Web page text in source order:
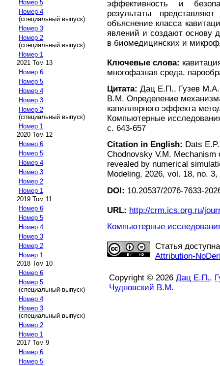
Номер 5
Номер 4
(специальный выпуск)
Номер 3
Номер 2
(специальный выпуск)
Номер 1
2021 Том 13
Номер 6
Номер 5
Номер 4
Номер 3
Номер 2
(специальный выпуск)
Номер 1
2020 Том 12
Номер 6
Номер 5
Номер 4
Номер 3
Номер 2
Номер 1
2019 Том 11
Номер 6
Номер 5
Номер 4
Номер 3
Номер 2
Номер 1
2018 Том 10
Номер 6
Номер 5
(специальный выпуск)
Номер 4
Номер 3
(специальный выпуск)
Номер 2
Номер 1
2017 Том 9
Номер 6
Номер 5
эффективность и
результаты
объяснение класса
явлений и создают основу
в биомедицинских и
Ключевые слова:
многофазная среда,
Цитата: Дац Е.П., Гузев
В.М. Определение
капиллярного эффекта
Компьютерные
с. 643-657
Citation in English: Dats
Chodnovsky V.M.
revealed by numerical
Modeling, 2026, vol. 18, no. 3,
DOI: 10.20537/2076-7633-
URL: http://crm.ics.org.ru/
Компьютерные
Статья
Attribution-
Copyright © 2026 Дац Е.П.,
Чудновский В.М.